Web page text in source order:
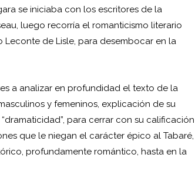
se iniciaba con los escritores de la
luego recorría el romanticismo literario
de Lisle, para desembocar en la
a analizar en profundidad el texto de la
y femeninos, explicación de su
para cerrar con su calificación
que le niegan el carácter épico al Tabaré,
profundamente romántico, hasta en la